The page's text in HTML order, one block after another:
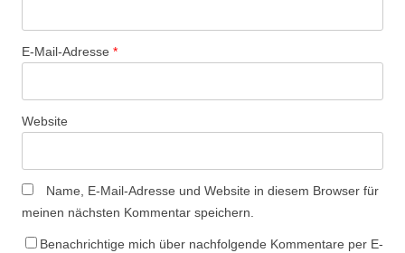
E-Mail-Adresse *
Website
Name, E-Mail-Adresse und Website in diesem Browser für
meinen nächsten Kommentar speichern.
Benachrichtige mich über nachfolgende Kommentare per E-